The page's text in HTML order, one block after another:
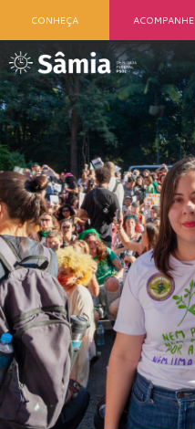
CONHEÇA ACOMPANHE